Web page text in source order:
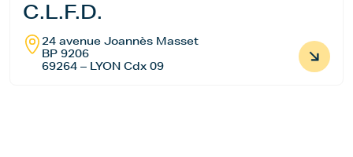
C.L.F.D.
24 avenue Joannès Masset
BP 9206
69264 – LYON Cdx 09